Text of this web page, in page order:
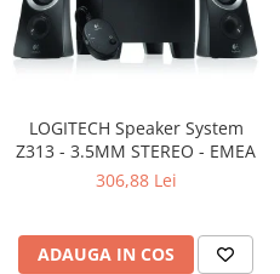
Software
Printing
Multifunctionale
Imprimante 3D
LOGITECH Speaker System
Z313 - 3.5MM STEREO - EMEA
306,88 Lei
ADAUGA IN COS